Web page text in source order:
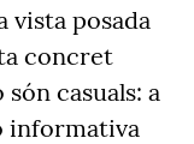
vista posada
concret
casuals: a
informativa